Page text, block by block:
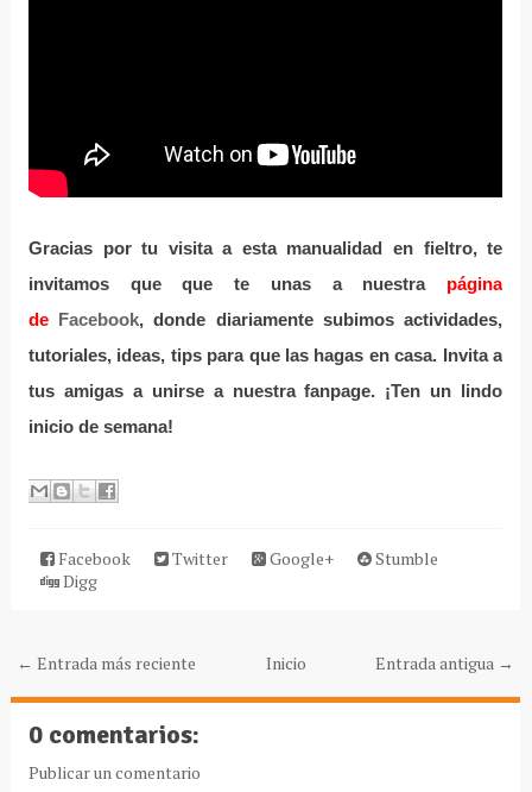
Gracias por tu visita a esta manualidad en fieltro, te
invitamos que que te unas a nuestra página
de Facebook, donde diariamente subimos actividades,
tutoriales, ideas, tips para que las hagas en casa. Invita a
tus amigas a unirse a nuestra fanpage. ¡Ten un lindo
inicio de semana!
Facebook Twitter Google+
Stumble
Digg
← Entrada más reciente Entrada antigua →
Inicio
0 comentarios:
Publicar un comentario